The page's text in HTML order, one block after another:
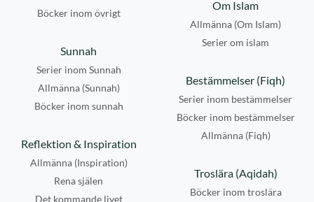
Böcker inom övrigt
Om Islam
Allmänna (Om Islam)
Serier om islam
Sunnah
Serier inom Sunnah
Allmänna (Sunnah)
Böcker inom sunnah
Bestämmelser (Fiqh)
Serier inom bestämmelser
Böcker inom bestämmelser
Allmänna (Fiqh)
Reflektion & Inspiration
Allmänna (Inspiration)
Rena själen
Det kommande livet
Troslära (Aqidah)
Böcker inom troslära